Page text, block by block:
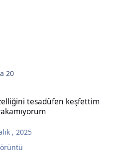
20
tesadüfen keşfettim
, 2025